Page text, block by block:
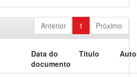
Anterior 1 Próximo
Data do
documento
Título